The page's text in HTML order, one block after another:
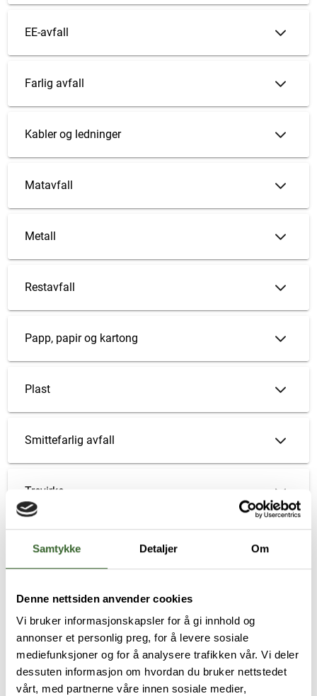
Samtykke Detaljer Om
Denne nettsiden anvender cookies
Vi bruker informasjonskapsler for å gi innhold og
annonser et personlig preg, for å levere sosiale
mediefunksjoner og for å analysere trafikken vår. Vi deler
dessuten informasjon om hvordan du bruker nettstedet
vårt, med partnerne våre innen sosiale medier,
EE-avfall
Farlig avfall
Kabler og ledninger
Matavfall
Metall
Restavfall
Papp, papir og kartong
Plast
Smittefarlig avfall
Trevirke